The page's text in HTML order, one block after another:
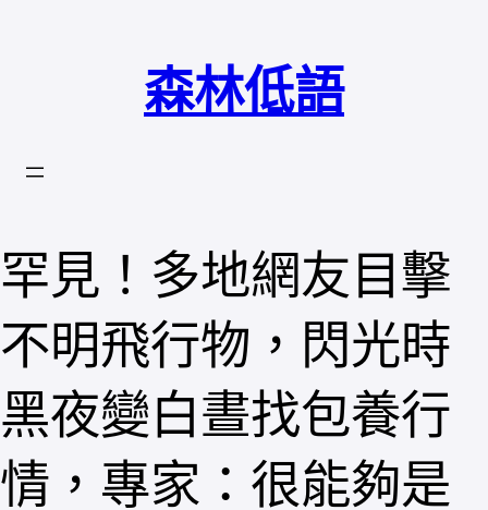
森林低語
罕見！多地網友目擊
不明飛行物，閃光時
黑夜變白晝找包養行
情，專家：很能夠是